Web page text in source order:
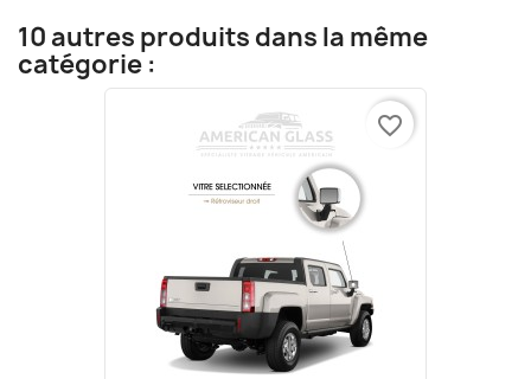
10 autres produits dans la même
catégorie :
favorite_border